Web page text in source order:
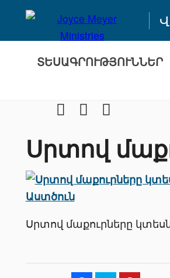
ՏԵՍԱԳՐՈՒԹՅՈՒՆՆԵՐ
FacebookYoutube
Սրտով
Սրտով մաքուրները